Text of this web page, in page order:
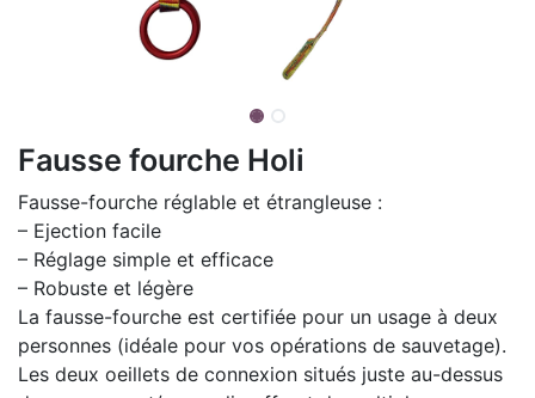
Fausse fourche Holi
Fausse-fourche réglable et étrangleuse :
– Ejection facile
– Réglage simple et efficace
– Robuste et légère
La fausse-fourche est certifiée pour un usage à deux
personnes (idéale pour vos opérations de sauvetage).
Les deux oeillets de connexion situés juste au-dessus